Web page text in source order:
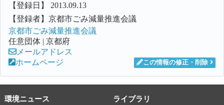
【登録日】 2013.09.13
【登録者】京都市ごみ減量推進会議
京都市ごみ減量推進会議
任意団体 | 京都府
メールアドレス
ホームページ
この情報の修正・削除
環境ニュース ライブラリ